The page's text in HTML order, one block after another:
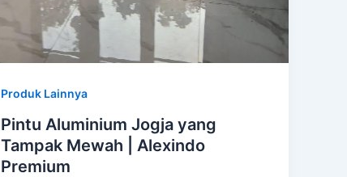
Produk Lainnya
Pintu Aluminium Jogja yang
Tampak Mewah | Alexindo
Premium